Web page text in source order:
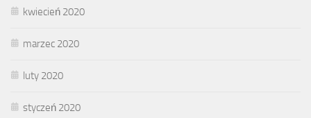
kwiecień 2020
marzec 2020
luty 2020
styczeń 2020